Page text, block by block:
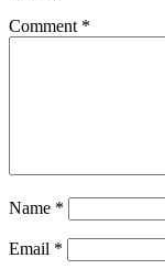
Comment *
Name *
Email *